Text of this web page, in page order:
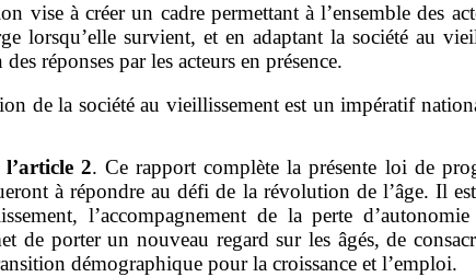
vise à créer un cadre permettant à l’ensemble des
lorsqu’elle survient, et en adaptant la société au
réponses par les acteurs en présence.
de la société au vieillissement est un impératif
l’article 2. Ce rapport complète la présente loi de
à répondre au défi de la révolution de l’âge. Il
l’accompagnement de la perte
de porter un nouveau regard sur les âgés, de
démographique pour la croissance et l’emploi.